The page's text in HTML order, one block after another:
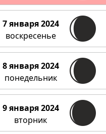
7 января 2024
воскресенье
8 января 2024
понедельник
9 января 2024
вторник